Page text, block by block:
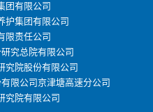
团有限公司
护集团有限公司
限责任公司
究总院有限公司
究院股份有限公司
限公司京津塘高速分公司
究院有限公司